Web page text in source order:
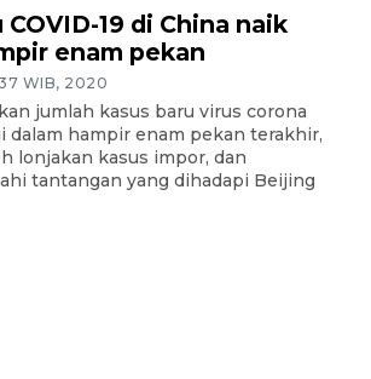
COVID-19 di China naik
enam pekan
WIB, 2020
jumlah kasus baru virus corona
dalam hampir enam pekan terakhir,
lonjakan kasus impor, dan
tantangan yang dihadapi Beijing